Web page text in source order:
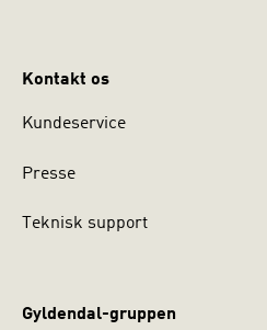
Kontakt os
Kundeservice
Presse
Teknisk support
Gyldendal-gruppen